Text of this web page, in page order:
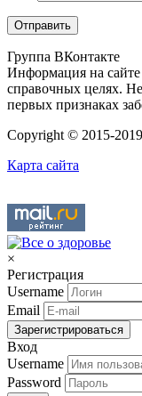
Группа ВКонтакте
Информация на сайте
справочных целях.
первых признаках
Copyright © 2015-2019
Карта сайта
×
Регистрация
Username
Email
Зарегистрироваться
Вход
Username
Password